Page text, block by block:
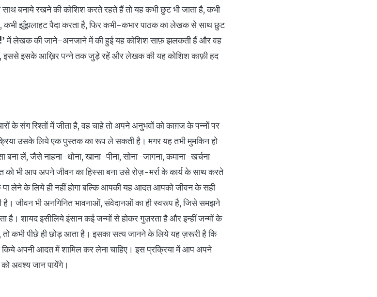
साथ बनाये रखने की कोशिश करते रहते हैं तो यह कभी छुट भी जाता है, कभी
कभी झूँझलाहट पैदा करता है, फिर कभी-कभार पाठक का लेखक से साथ छुट
में लेखक की जाने-अनजाने में की हुई यह कोशिश साफ़ झलकती हैं और वह
इससे इसके आख़िर पन्ने तक जुड़े रहें और लेखक की यह कोशिश काफ़ी हद
के संग रिश्तों में जीता है, वह चाहे तो अपने अनुभवों को काग़ज के पन्नों पर
उसके लिये एक पुस्तक का रूप ले सकती है। मगर यह तभी मुमकिन हो
लें, जैसे नाहना-धोना, खाना-पीना, सोना-जागना, कमाना-खर्चना
को भी आप अपने जीवन का हिस्सा बना उसे रोज़-मर्रा के कार्य के साथ करते
लेने के लिये ही नहीं होगा बल्कि आपकी यह आदत आपको जीवन के सही
जीवन भी अनगिनित भावनाओं, संवेदानओं का ही स्वरूप है, जिसे समझने
है। शायद इसीलिये इंसान कई जन्मों से होकर गुज़रता है और इन्हीं जन्मों के
कभी पीछे ही छोड़ आता है। इसका सत्य जानने के लिये यह ज़रूरी है कि
किये अपनी आदत में शामिल कर लेना चाहिए। इस प्रक्रिया में आप अपने
अवश्य जान पायेंगे।